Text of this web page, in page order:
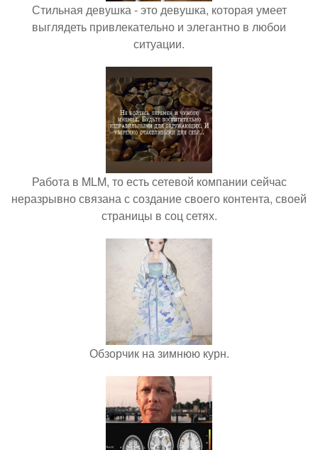
Стильная девушка - это девушка, которая умеет
выглядеть привлекательно и элегантно в любои
ситуации.
Работа в MLM, то есть сетевой компании сейчас
неразрывно связана с создание своего контента, своей
страницы в соц сетях.
Обзорчик на зимнюю курн.